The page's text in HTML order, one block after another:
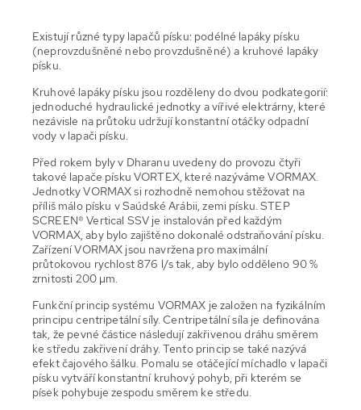
Existují různé typy lapačů písku: podélné lapáky písku
(neprovzdušněné nebo provzdušněné) a kruhové lapáky
písku.
Kruhové lapáky písku jsou rozděleny do dvou podkategorií:
jednoduché hydraulické jednotky a vířivé elektrárny, které
nezávisle na průtoku udržují konstantní otáčky odpadní
vody v lapači písku.
Před rokem byly v Dharanu uvedeny do provozu čtyři
takové lapače písku VORTEX, které nazýváme VORMAX.
Jednotky VORMAX si rozhodně nemohou stěžovat na
příliš málo písku v Saúdské Arábii, zemi písku. STEP
SCREEN® Vertical SSV je instalován před každým
VORMAX, aby bylo zajištěno dokonalé odstraňování písku.
Zařízení VORMAX jsou navržena pro maximální
průtokovou rychlost 876 l/s tak, aby bylo odděleno 90 %
zrnitosti 200 µm.
Funkční princip systému VORMAX je založen na fyzikálním
principu centripetální síly. Centripetální síla je definována
tak, že pevné částice následují zakřivenou dráhu směrem
ke středu zakřivení dráhy. Tento princip se také nazývá
efekt čajového šálku. Pomalu se otáčející míchadlo v lapači
písku vytváří konstantní kruhový pohyb, při kterém se
písek pohybuje zespodu směrem ke středu.